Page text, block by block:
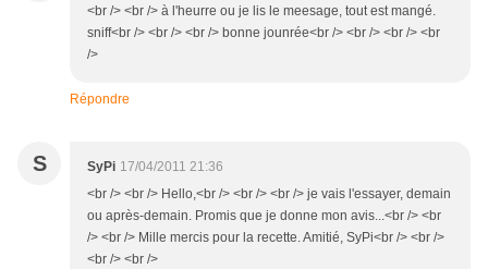
<br /> <br /> à l'heurre ou je lis le meesage, tout est mangé.
sniff<br /> <br /> <br /> bonne jounrée<br /> <br /> <br /> <br
/>
Répondre
S SyPi 17/04/2011 21:36
<br /> <br /> Hello,<br /> <br /> <br /> je vais l'essayer, demain
ou après-demain. Promis que je donne mon avis...<br /> <br
/> <br /> Mille mercis pour la recette. Amitié, SyPi<br /> <br />
<br /> <br />